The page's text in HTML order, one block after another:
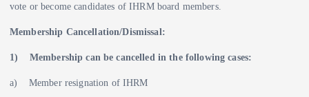
vote or become candidates of IHRM board members.
Membership Cancellation/Dismissal:
1) Membership can be cancelled in the following cases:
a) Member resignation of IHRM